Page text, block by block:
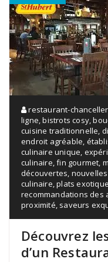
restaurant-
ligne,bistrots cosy,
cuisine traditionnelle,
endroit agréable,
culinaire unique,
culinaire,fin gourmet,
découvertes,
culinaire,plats
recommandations des
proximité, saveurs
Découvrez
d’un